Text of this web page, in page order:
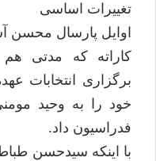
تغییرات اساسی
اوایل پارسال محسن
کاراته که مدتی
برگزاری انتخابات
خود را به وحید
فدراسیون داد.
با اینکه سیدحسن